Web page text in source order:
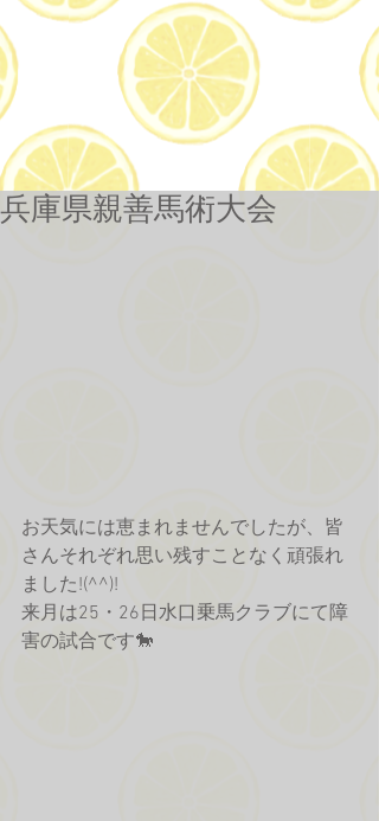
兵庫県親善馬術大会
お天気には恵まれませんでしたが、皆
さんそれぞれ思い残すことなく頑張れ
ました!(^^)!
来月は25・26日水口乗馬クラブにて障
害の試合です🐎